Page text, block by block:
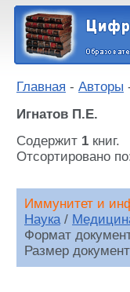
Главная - Авторы
Игнатов П.Е.
Содержит 1 книг.
Отсортировано
Иммунитет и
Наука/
Формат
Размер